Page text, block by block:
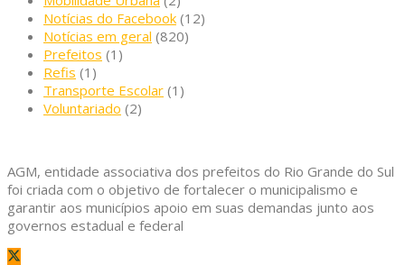
Notícias do Facebook (12)
Notícias em geral (820)
Prefeitos (1)
Refis (1)
Transporte Escolar (1)
Voluntariado (2)
AGM, entidade associativa dos prefeitos do Rio Grande do Sul
foi criada com o objetivo de fortalecer o municipalismo e
garantir aos municípios apoio em suas demandas junto aos
governos estadual e federal